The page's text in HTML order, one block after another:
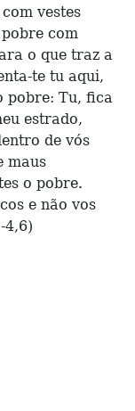
vestes
com
o que traz a
te tu aqui,
pobre: Tu, fica
estrado,
de vós
maus
o pobre.
e não vos
4,6)